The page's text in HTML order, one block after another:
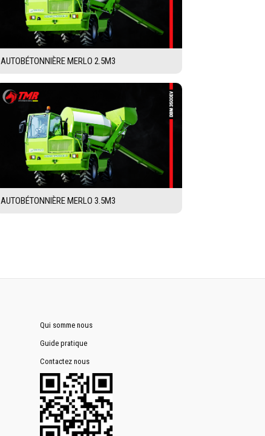
AUTOBÉTONNIÈRE MERLO 2.5M3
AUTOBÉTONNIÈRE MERLO 3.5M3
Qui somme nous
Guide pratique
Contactez nous